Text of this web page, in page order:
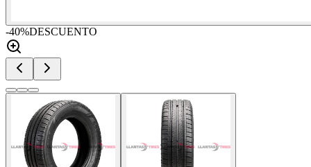
-40%DESCUENTO